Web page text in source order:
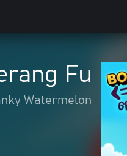
Fu
Watermelon